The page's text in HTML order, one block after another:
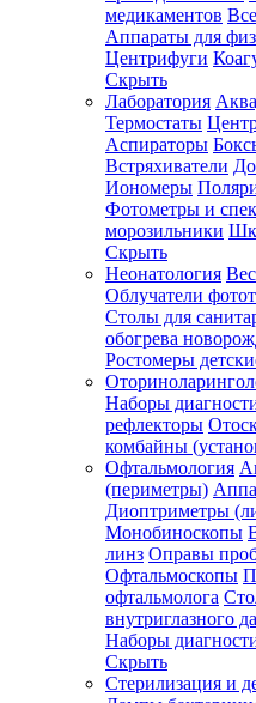
медикаментов
Аппараты для
Центрифуги
Скрыть
Лаборатория
Термостаты
Аспираторы
Встряхиватели
Иономеры
Фотометры и
морозильники
Скрыть
Неонатология
Облучатели
Столы для
обогрева
Ростомеры
Наборы
рефлекторы
комбайны
Офтальмология
(периметры)
Диоптриметры
Монобиноскопы
линз Оправы
Офтальмоскопы
офтальмолога
внутриглазного
Наборы
Скрыть
Стерилизация и